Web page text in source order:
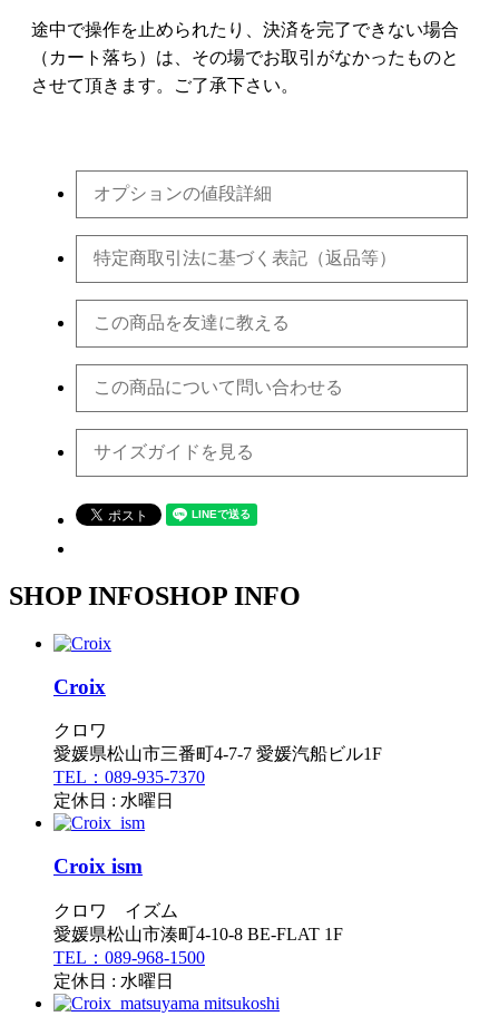
途中で操作を止められたり、決済を完了できない場合
（カート落ち）は、その場でお取引がなかったものと
させて頂きます。ご了承下さい。
オプションの値段詳細
特定商取引法に基づく表記（返品等）
この商品を友達に教える
この商品について問い合わせる
サイズガイドを見る
SHOP INFOSHOP INFO
Croix
クロワ
愛媛県松山市三番町4-7-7 愛媛汽船ビル1F
TEL：089-935-7370
定休日 : 水曜日
Croix ism
クロワ イズム
愛媛県松山市湊町4-10-8 BE-FLAT 1F
TEL：089-968-1500
定休日 : 水曜日